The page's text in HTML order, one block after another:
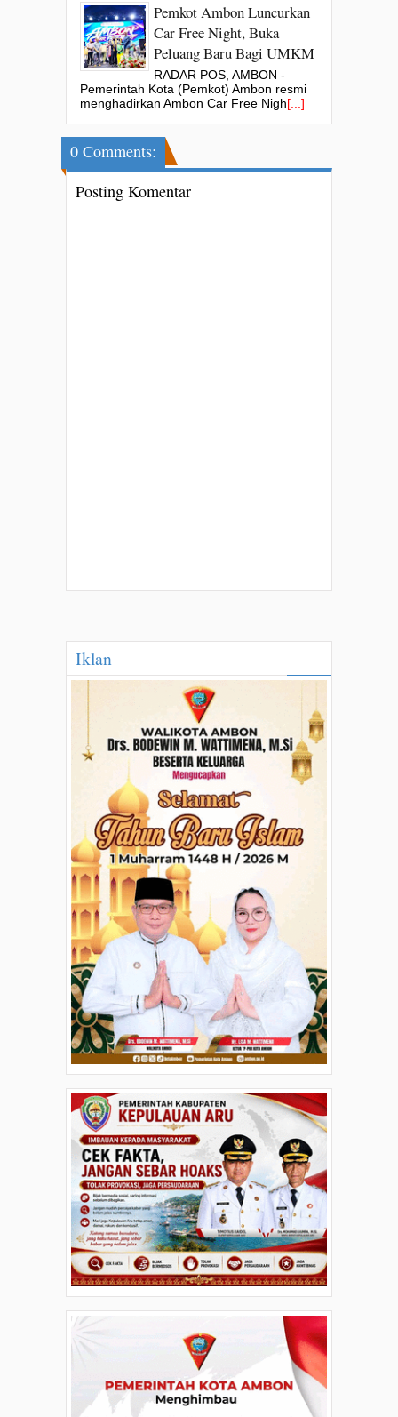
Pemkot Ambon Luncurkan
Car Free Night, Buka
Peluang Baru Bagi UMKM
RADAR POS, AMBON -
Pemerintah Kota (Pemkot) Ambon resmi
menghadirkan Ambon Car Free Nigh[...]
0 Comments:
Posting Komentar
Iklan